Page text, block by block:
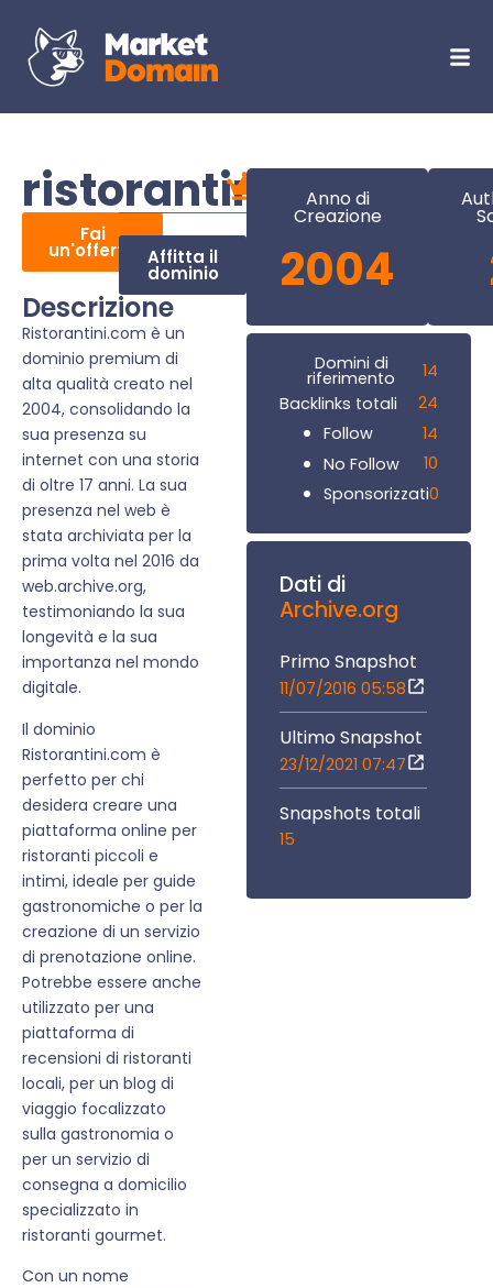
ristorantini.com
Fai
un'offerta Affitta il
dominio
Descrizione
Ristorantini.com è un
dominio premium di
alta qualità creato nel
2004, consolidando la
sua presenza su
internet con una storia
di oltre 17 anni. La sua
presenza nel web è
stata archiviata per la
prima volta nel 2016 da
web.archive.org,
testimoniando la sua
longevità e la sua
importanza nel mondo
digitale.
Il dominio
Ristorantini.com è
perfetto per chi
desidera creare una
piattaforma online per
ristoranti piccoli e
intimi, ideale per guide
gastronomiche o per la
creazione di un servizio
di prenotazione online.
Potrebbe essere anche
utilizzato per una
piattaforma di
recensioni di ristoranti
locali, per un blog di
viaggio focalizzato
sulla gastronomia o
per un servizio di
consegna a domicilio
specializzato in
ristoranti gourmet.
Con un nome
Anno di
Creazione
2004
Domini di
riferimento
14
Backlinks totali
24
Follow
14
No Follow
10
Sponsorizzati0
Dati di
Archive.org
Primo Snapshot
11/07/2016 05:58
Ultimo Snapshot
23/12/2021 07:47
Snapshots totali
15